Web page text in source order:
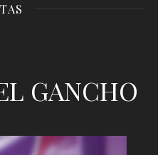
GANCHO